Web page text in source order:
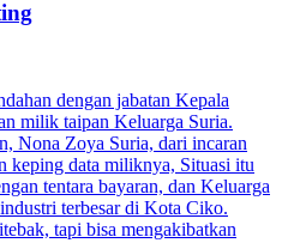
dengan Nayla, gadis kaya
bersama, Nayla
Balik Wajah Biasa secara gratis
drama populer.